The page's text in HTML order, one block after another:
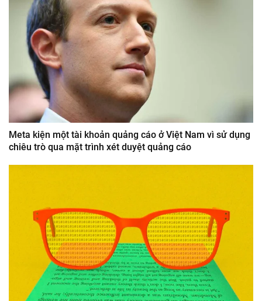
Meta kiện một tài khoản quảng cáo ở Việt Nam vì sử dụng
chiêu trò qua mặt trình xét duyệt quảng cáo